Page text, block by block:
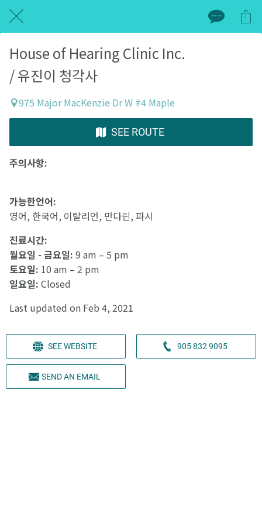
House of Hearing Clinic Inc.
/ 유진이 청각사
975 Major MacKenzie Dr W #4 Maple
SEE ROUTE
주의사항:
가능한언어:
영어, 한국어, 이탈리언, 만다린, 파시
진료시간:
월요일 - 금요일: 9 am – 5 pm
토요일: 10 am – 2 pm
일요일: Closed
Last updated on Feb 4, 2021
SEE WEBSITE 905 832 9095
SEND AN EMAIL